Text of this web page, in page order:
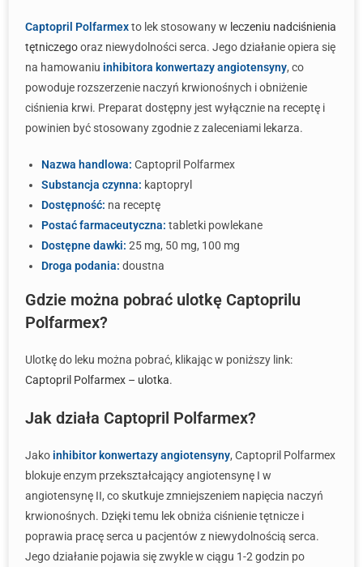
Captopril Polfarmexto lek stosowany w leczeniu nadciśnienia
tętniczegooraz niewydolności serca. Jego działanie opiera się
na hamowaniu inhibitora konwertazy angiotensyny, co
powoduje rozszerzenie naczyń krwionośnych i obniżenie
ciśnienia krwi. Preparat dostępny jest wyłącznie na receptę i
powinien być stosowany zgodnie z zaleceniami lekarza.
Nazwa handlowa: Captopril Polfarmex
Substancja czynna: kaptopryl
Dostępność: na receptę
Postać farmaceutyczna: tabletki powlekane
Dostępne dawki: 25 mg, 50 mg, 100 mg
Droga podania: doustna
Gdzie można pobrać ulotkę Captoprilu
Polfarmex?
Ulotkę do leku można pobrać, klikając w poniższy link:
Captopril Polfarmex – ulotka.
Jak działa Captopril Polfarmex?
Jako inhibitor konwertazy angiotensyny, Captopril Polfarmex
blokuje enzym przekształcający angiotensynę I w
angiotensynę II, co skutkuje zmniejszeniem napięcia naczyń
krwionośnych. Dzięki temu lek obniża ciśnienie tętnicze i
poprawia pracę serca u pacjentów z niewydolnością serca.
Jego działanie pojawia się zwykle w ciągu 1-2 godzin po